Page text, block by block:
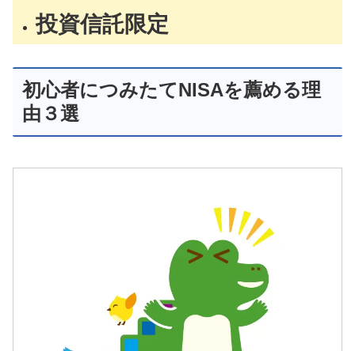
投資信託限定
初心者につみたてNISAを薦める理
由３選